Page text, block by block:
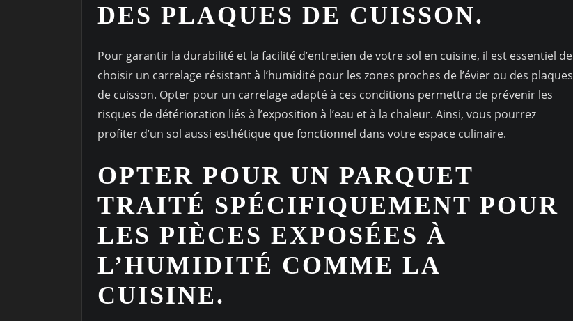
DES PLAQUES DE CUISSON.
Pour garantir la durabilité et la facilité d’entretien de votre sol en cuisine, il est essentiel de
choisir un carrelage résistant à l’humidité pour les zones proches de l’évier ou des plaques
de cuisson. Opter pour un carrelage adapté à ces conditions permettra de prévenir les
risques de détérioration liés à l’exposition à l’eau et à la chaleur. Ainsi, vous pourrez
profiter d’un sol aussi esthétique que fonctionnel dans votre espace culinaire.
OPTER POUR UN PARQUET
TRAITÉ SPÉCIFIQUEMENT POUR
LES PIÈCES EXPOSÉES À
L’HUMIDITÉ COMME LA
CUISINE.